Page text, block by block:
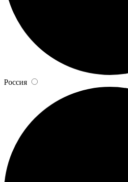
Россия